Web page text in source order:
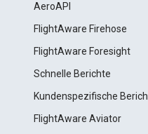
AeroAPI
FlightAware Firehose
FlightAware Foresight
Schnelle Berichte
Kundenspezifische
FlightAware Aviator